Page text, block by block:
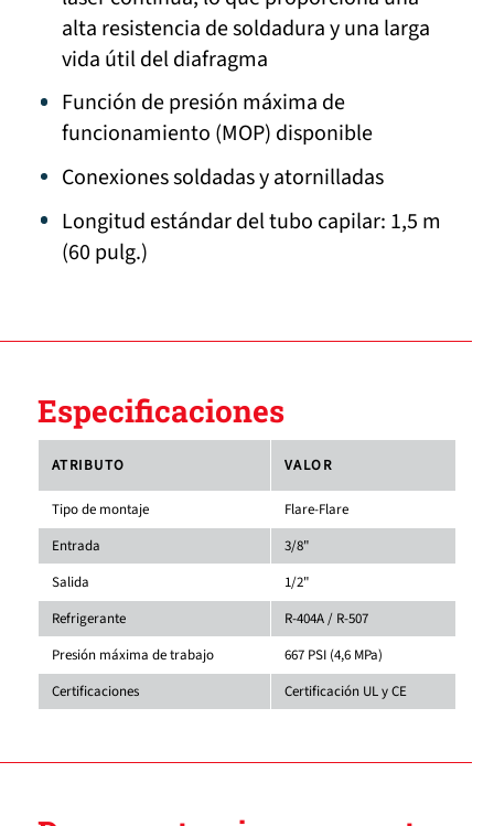
alta resistencia de soldadura y una larga
vida útil del diafragma
Función de presión máxima de
funcionamiento (MOP) disponible
Conexiones soldadas y atornilladas
Longitud estándar del tubo capilar: 1,5 m
(60 pulg.)
Especificaciones
ATRIBUTO VALOR
Tipo de montaje
Flare-Flare
Entrada
3/8"
Salida
1/2"
Refrigerante
R-404A / R-507
Presión máxima de trabajo
667 PSI (4,6 MPa)
Certificaciones
Certificación UL y CE